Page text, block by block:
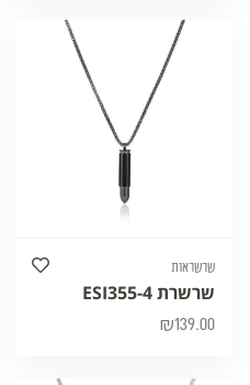
שרשראות
שרשרת ESI355-4
₪139.00